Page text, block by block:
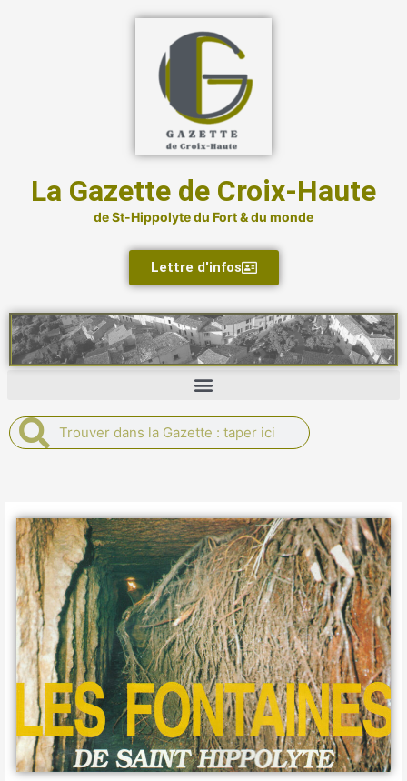
La Gazette de Croix-Haute
de St-Hippolyte du Fort & du monde
Lettre d'infos
RechercherRechercher